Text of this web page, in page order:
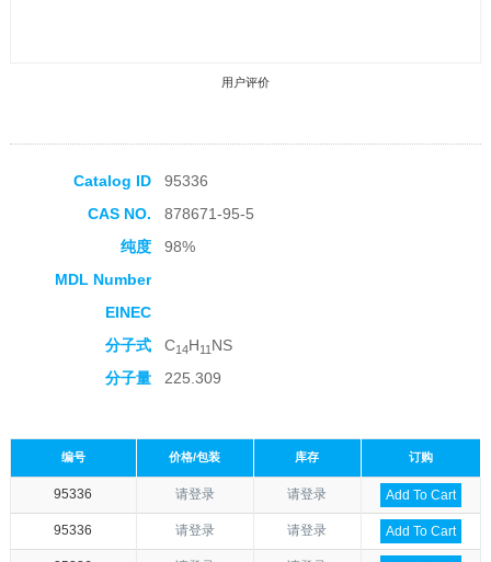
用户评价
Catalog ID
95336
CAS NO.
878671-95-5
纯度
98%
MDL Number
EINEC
分子式
C14H11 NS
分子量
225.309
编号 价格/包装 库存 订购
95336 请登录 请登录 Add To Cart
95336 请登录 请登录 Add To Cart